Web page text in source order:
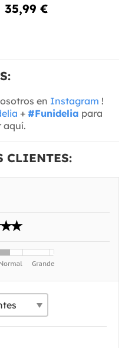
35,99 €
en Instagram !
+ #Funidelia para
aquí.
CLIENTES: